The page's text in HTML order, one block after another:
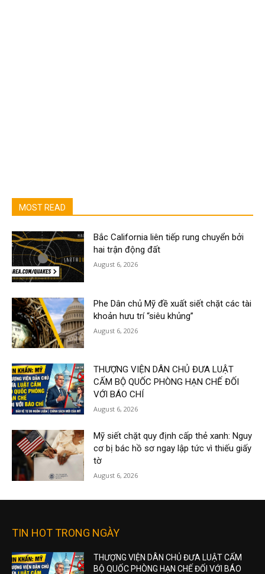
MOST READ
Bắc California liên tiếp rung chuyển bởi
hai trận động đất
August 6, 2026
Phe Dân chủ Mỹ đề xuất siết chặt các tài
khoản hưu trí “siêu khủng”
August 6, 2026
THƯỢNG VIỆN DÂN CHỦ ĐƯA LUẬT
CẤM BỘ QUỐC PHÒNG HẠN CHẾ ĐỐI
VỚI BÁO CHÍ
August 6, 2026
Mỹ siết chặt quy định cấp thẻ xanh: Nguy
cơ bị bác hồ sơ ngay lập tức vì thiếu giấy
tờ
August 6, 2026
TIN HOT TRONG NGÀY
THƯỢNG VIỆN DÂN CHỦ ĐƯA LUẬT CẤM
BỘ QUỐC PHÒNG HẠN CHẾ ĐỐI VỚI BÁO